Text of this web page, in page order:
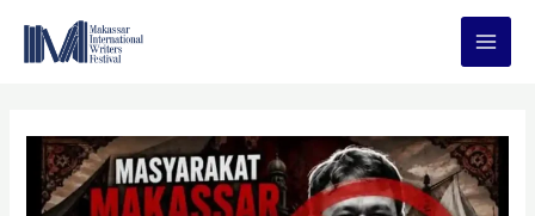
Main